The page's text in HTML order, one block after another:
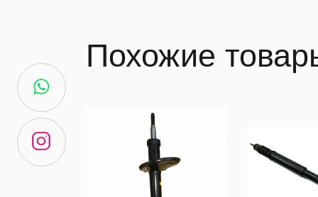
Похожие